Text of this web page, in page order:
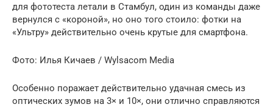
для фототеста летали в Стамбул, один из команды даже
вернулся с «короной», но оно того стоило: фотки на
«Ультру» действительно очень крутые для смартфона.
Фото: Илья Кичаев / Wylsacom Media
Особенно поражает действительно удачная смесь из
оптических зумов на 3× и 10×, они отлично справляются